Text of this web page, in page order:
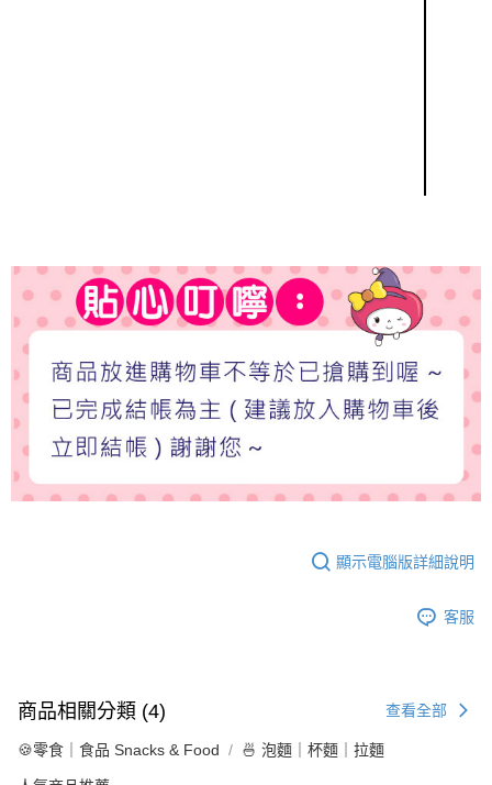
顯示電腦版詳細說明
客服
商品相關分類 (4) 查看全部
🍪零食｜食品 Snacks & Food 🍜 泡麵｜杯麵｜拉麵